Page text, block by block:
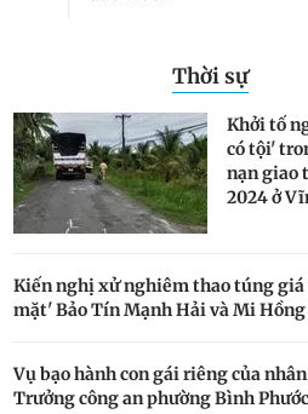
Thời sự
Khởi tố
có tội'
nạn giao
2024 ở
Kiến nghị xử nghiêm thao túng
mặt' Bảo Tín Mạnh Hải và Mi Hồng
Vụ bạo hành con gái riêng của
Trưởng công an phường Bình